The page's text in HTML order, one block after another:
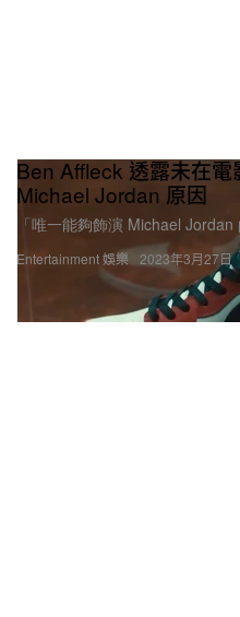
Entertainment 娛樂
Ben Affleck 透露未在
Michael Jordan 原因
「唯一能夠飾演 Michael Jordan
2023年3月27日